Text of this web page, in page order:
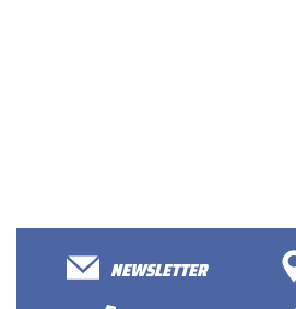
NEWSLETTER